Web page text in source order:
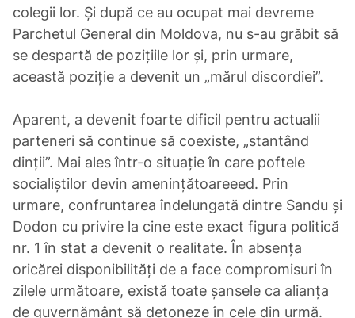
colegii lor. Și după ce au ocupat mai devreme
Parchetul General din Moldova, nu s-au grăbit să
se despartă de pozițiile lor și, prin urmare,
această poziție a devenit un „mărul discordiei”.
Aparent, a devenit foarte dificil pentru actualii
parteneri să continue să coexiste, „stantând
dinții”. Mai ales într-o situație în care poftele
socialiștilor devin amenințătoareeed. Prin
urmare, confruntarea îndelungată dintre Sandu și
Dodon cu privire la cine este exact figura politică
nr. 1 în stat a devenit o realitate. În absența
oricărei disponibilități de a face compromisuri în
zilele următoare, există toate șansele ca alianța
de guvernământ să detoneze în cele din urmă.